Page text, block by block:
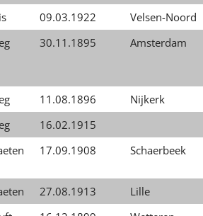
09.03.1922
Velsen-Noord
30.11.1895 Amsterdam
11.08.1896
Nijkerk
16.02.1915
17.09.1908 Schaerbeek
27.08.1913
Lille